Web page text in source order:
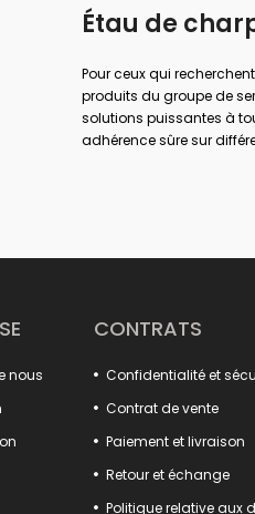
Étau de
Pour ceux qui
produits du groupe de
solutions puissantes à
adhérence sûre sur
maximales dans de
type crochet, aux corps
De plus, nos fixations
verrouillage de capot,
pratiques à loquet et les
Tout ce que vous
nous
CONTRATS
Confidentialité et
Contrat de vente
Paiement et livraison
Retour et échange
Politique relative aux